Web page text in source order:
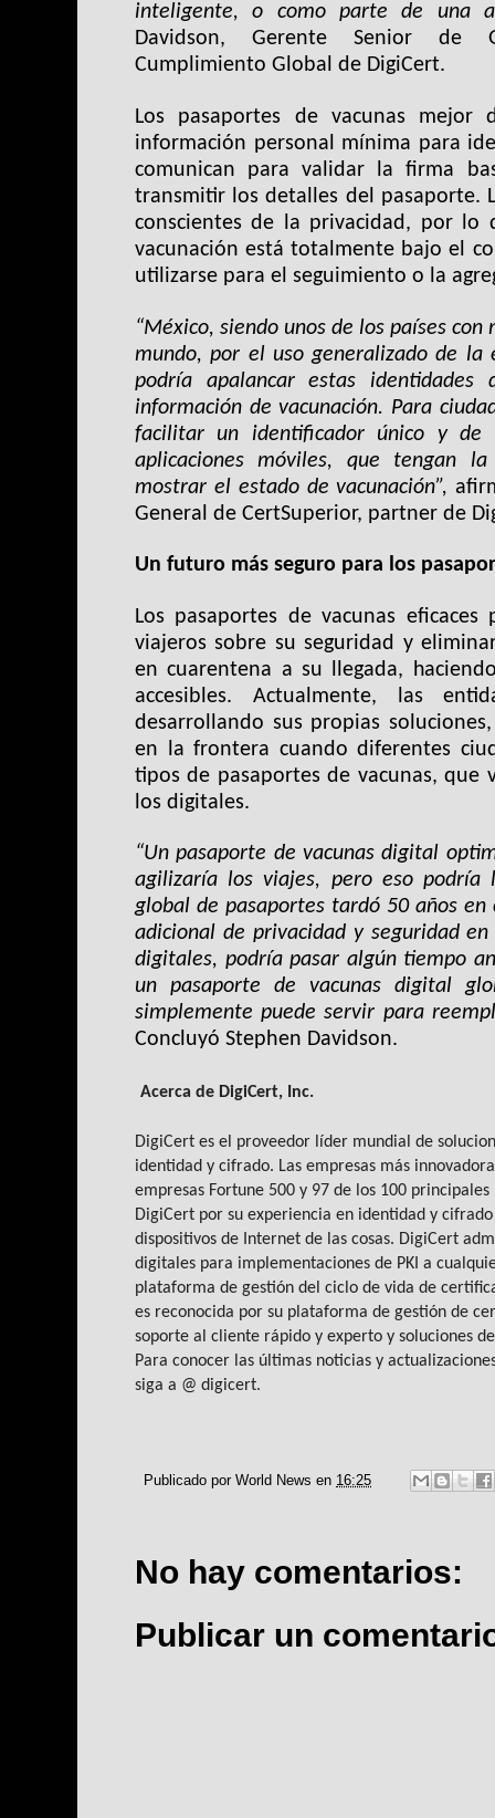
inteligente, o como parte de una
Davidson, Gerente Senior de
Cumplimiento Global de DigiCert.
Los pasaportes de vacunas mejor
información personal mínima para
comunican para validar la firma
transmitir los detalles del pasaporte.
conscientes de la privacidad, por lo
vacunación está totalmente bajo el
utilizarse para el seguimiento o la
“México, siendo unos de los países con
mundo, por el uso generalizado de la
podría apalancar estas identidades
información de vacunación. Para
facilitar un identificador único y de
aplicaciones móviles, que tengan
mostrar el estado de vacunación”,
General de CertSuperior, partner de
Un futuro más seguro para los
Los pasaportes de vacunas
viajeros sobre su seguridad y
en cuarentena a su llegada,
accesibles. Actualmente, las
desarrollando sus propias
en la frontera cuando diferentes
tipos de pasaportes de vacunas, que
los digitales.
“Un pasaporte de vacunas digital
agilizaría los viajes, pero eso podría
global de pasaportes tardó 50 años en
adicional de privacidad y seguridad
digitales, podría pasar algún tiempo
un pasaporte de vacunas digital
simplemente puede servir para
Concluyó Stephen Davidson.
Acerca de DigiCert, Inc.
DigiCert es el proveedor líder mundial de
identidad y cifrado. Las empresas más
empresas Fortune 500 y 97 de los 100
DigiCert por su experiencia en identidad y
dispositivos de Internet de las cosas. DigiCert
digitales para implementaciones de PKI a
plataforma de gestión del ciclo de vida de
es reconocida por su plataforma de gestión de
soporte al cliente rápido y experto y soluciones
Para conocer las últimas noticias y
siga a @ digicert.
Publicado por World News en 16:25
No hay comentarios:
Publicar un